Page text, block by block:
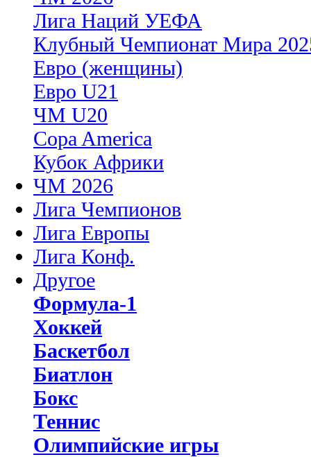
Лига Наций УЕФА
Клубный Чемпионат Мира
Евро (женщины)
Евро U21
ЧМ U20
Copa America
Кубок Африки
ЧМ 2026
Лига Чемпионов
Лига Европы
Лига Конф.
Другое
Формула-1
Хоккей
Баскетбол
Биатлон
Бокс
Теннис
Олимпийские игры